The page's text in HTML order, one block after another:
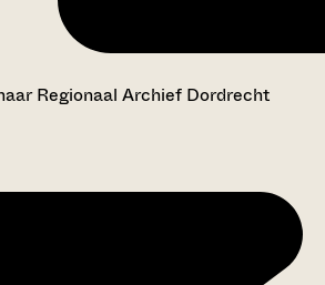
Regionaal Archief Dordrecht